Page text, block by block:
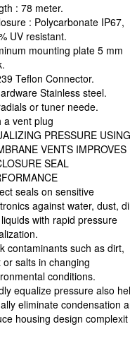
: 78 meter.
: Polycarbonate IP67,
UV resistant.
mounting plate 5 mm
Teflon Connector.
Stainless steel.
or tuner neede.
a vent plug
PRESSURE USING
VENTS IMPROVES
SEAL
seals on sensitive
against water, dust,
with rapid pressure
contaminants such as dirt,
or salts in changing
conditions.
equalize pressure also
eliminate condensation
housing design complexit